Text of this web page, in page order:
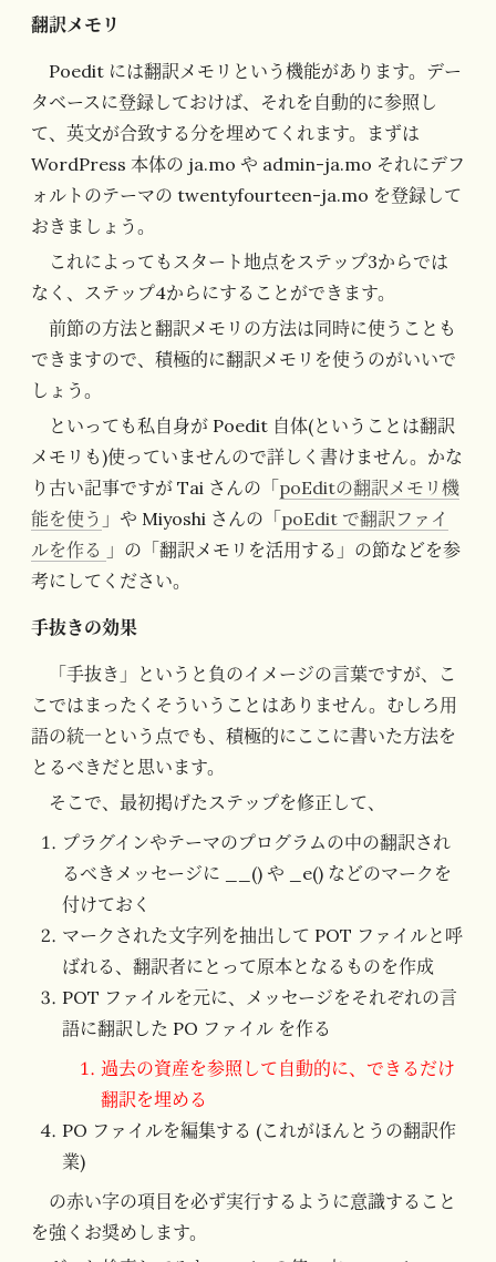
翻訳メモリ
Poedit には翻訳メモリという機能があります。デー
タベースに登録しておけば、それを自動的に参照し
て、英文が合致する分を埋めてくれます。まずは
WordPress 本体の ja.mo や admin-ja.mo それにデフ
ォルトのテーマの twentyfourteen-ja.mo を登録して
おきましょう。
これによってもスタート地点をステップ3からでは
なく、ステップ4からにすることができます。
前節の方法と翻訳メモリの方法は同時に使うことも
できますので、積極的に翻訳メモリを使うのがいいで
しょう。
といっても私自身が Poedit 自体(ということは翻訳
メモリも)使っていませんので詳しく書けません。かな
り古い記事ですが Tai さんの「poEditの翻訳メモリ機
能を使う 」や Miyoshi さんの「poEdit で翻訳ファイ
ルを作る 」の「翻訳メモリを活用する」の節などを参
考にしてください。
手抜きの効果
「手抜き」というと負のイメージの言葉ですが、こ
こではまったくそういうことはありません。むしろ用
語の統一という点でも、積極的にここに書いた方法を
とるべきだと思います。
そこで、最初掲げたステップを修正して、
プラグインやテーマのプログラムの中の翻訳され
るべきメッセージに __() や _e() などのマークを
付けておく
マークされた文字列を抽出して POT ファイルと呼
ばれる、翻訳者にとって原本となるものを作成
POT ファイルを元に、メッセージをそれぞれの言
語に翻訳した PO ファイル を作る
過去の資産を参照して自動的に、できるだけ
翻訳を埋める
PO ファイルを編集する (これがほんとうの翻訳作
業)
の赤い字の項目を必ず実行するように意識すること
を強くお奨めします。